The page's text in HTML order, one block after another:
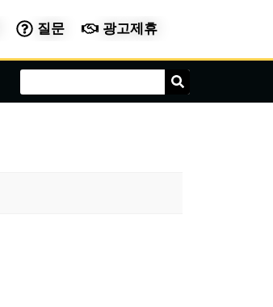
질문 광고제휴
Search